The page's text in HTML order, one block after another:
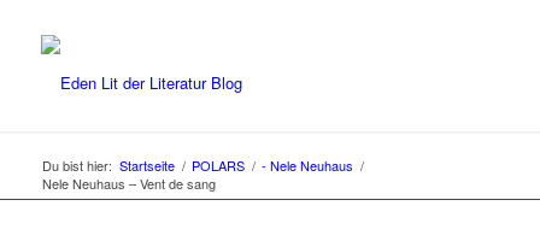
Du bist hier: Startseite / POLARS / - Nele Neuhaus /
Nele Neuhaus – Vent de sang